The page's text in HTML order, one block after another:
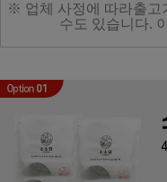
※ 업체 사정에 따라출고
수도 있습니다.